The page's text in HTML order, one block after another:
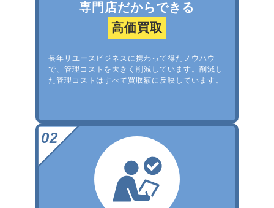
専門店だからできる
高価買取
長年リユースビジネスに携わって得たノウハウ
で、管理コストを大きく削減しています。削減し
た管理コストはすべて買取額に反映しています。